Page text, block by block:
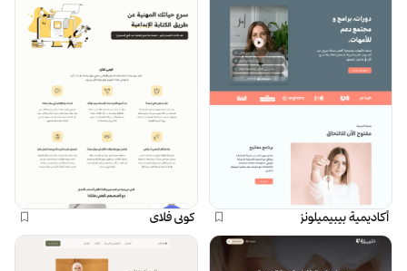
أكاديمية بيبيميلونز كوبي فلاي